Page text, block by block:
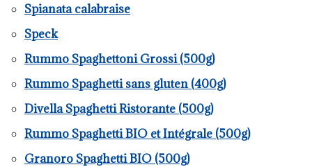
Spianata calabraise
Speck
Rummo Spaghettoni Grossi (500g)
Rummo Spaghetti sans gluten (400g)
Divella Spaghetti Ristorante (500g)
Rummo Spaghetti BIO et Intégrale (500g)
Granoro Spaghetti BIO (500g)